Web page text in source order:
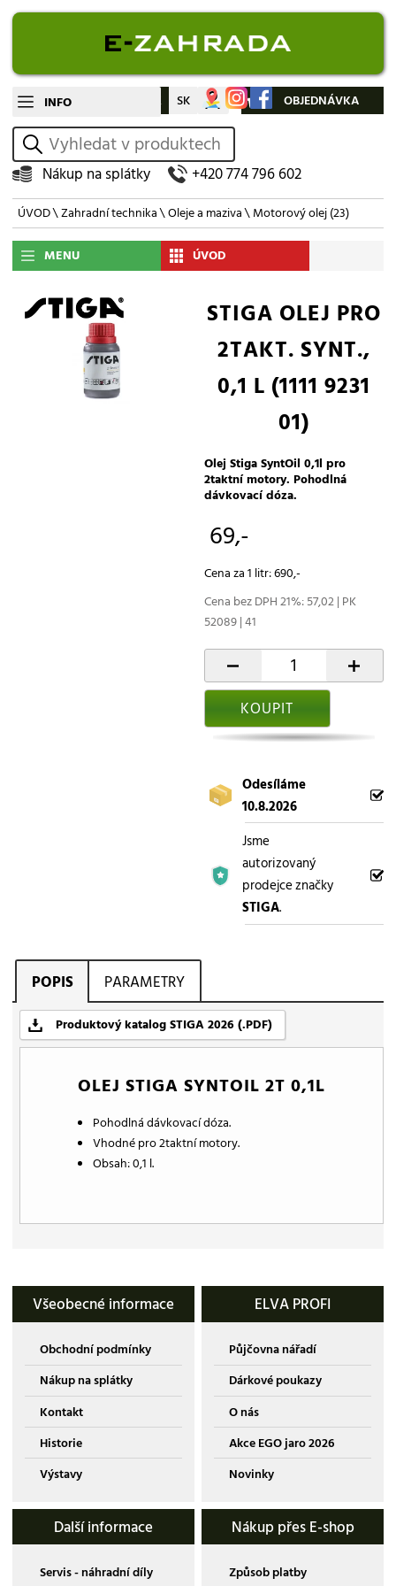
INFO CZ SK Můj účet OBJEDNÁVKA
vyhledat
Nákup na splátky +420 774 796 602
ÚVOD\Zahradní technika\Oleje a maziva\Motorový olej(23)
MENU ÚVOD
STIGA OLEJ PRO
2TAKT. SYNT.,
0,1 L (1111 9231
01)
Olej Stiga SyntOil 0,1l pro
2taktní motory. Pohodlná
dávkovací dóza.
69,-
Cena za 1 litr: 690,-
Cena bez DPH 21%: 57,02 | PK
52089 | 41
- +
KOUPIT
Odesíláme
10.8.2026
Jsme
autorizovaný
prodejce značky
STIGA.
POPIS PARAMETRY
Produktový katalog STIGA 2026 (.PDF)
OLEJ STIGA SYNTOIL 2T 0,1L
Pohodlná dávkovací dóza.
Vhodné pro 2taktní motory.
Obsah: 0,1 l.
Všeobecné informace
Obchodní podmínky
Nákup na splátky
Kontakt
Historie
Výstavy
ELVA PROFI
Půjčovna nářadí
Dárkové poukazy
O nás
Akce EGO jaro 2026
Novinky
Další informace
Servis - náhradní díly
Nákup přes E-shop
Způsob platby